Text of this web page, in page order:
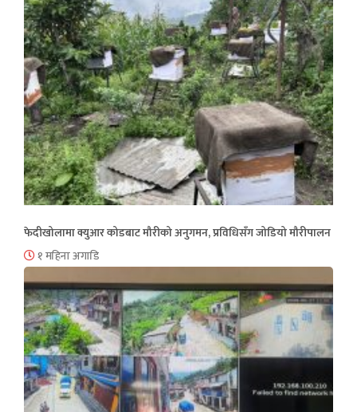
फेदीखोलामा क्युआर कोडबाट मौरीको अनुगमन, प्रविधिसँग जोडियो मौरीपालन
१ महिना अगाडि